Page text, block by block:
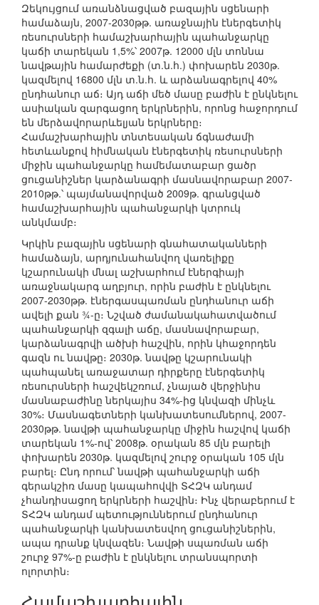
Զեկույցում առանձնացված բազային սցենարի
համաձայն, 2007-2030թթ. առաջնային էներգետիկ
ռեսուրսների համաշխարհային պահանջարկը
կաճի տարեկան 1,5%՝ 2007թ. 12000 մլն տոննա
նավթային համարժեքի (տ.ն.հ.) փոխարեն 2030թ.
կազմելով 16800 մլն տ.ն.հ. և արձանագրելով 40%
ընդհանուր աճ։ Այդ աճի մեծ մասը բաժին է ընկնելու
ասիական զարգացող երկրներին, որոնց հաջորդում
են մերձավորարևելյան երկրները։
Համաշխարհային տնտեսական ճգնաժամի
հետևանքով հիմնական էներգետիկ ռեսուրսների
միջին պահանջարկը համեմատաբար ցածր
ցուցանիշներ կարձանագրի մասնավորաբար 2007-
2010թթ.՝ պայմանավորված 2009թ. գրանցված
համաշխարհային պահանջարկի կտրուկ
անկմամբ։
Կրկին բազային սցենարի գնահատականների
համաձայն, արդյունահանվող վառելիքը
կշարունակի մնալ աշխարհում էներգիայի
առաջնակարգ աղբյուր, որին բաժին է ընկնելու
2007-2030թթ. էներգասպառման ընդհանուր աճի
ավելի քան ¾-ը։ Նշված ժամանակահատվածում
պահանջարկի զգալի աճը, մասնավորաբար,
կարձանագրվի ածխի հաշվին, որին կհաջորդեն
գազն ու նավթը։ 2030թ. նավթը կշարունակի
պահպանել առաջատար դիրքերը էներգետիկ
ռեսուրսների հաշվեկշռում, չնայած վերջինիս
մասնաբաժինը ներկայիս 34%-ից կնվազի մինչև
30%։ Մասնագետների կանխատեսումներով, 2007-
2030թթ. նավթի պահանջարկը միջին հաշվով կաճի
տարեկան 1%-ով՝ 2008թ. օրական 85 մլն բարելի
փոխարեն 2030թ. կազմելով շուրջ օրական 105 մլն
բարել։ Ընդ որում՝ նավթի պահանջարկի աճի
գերակշիռ մասը կապահովվի ՏՀԶԿ անդամ
չհանդիսացող երկրների հաշվին։ Ինչ վերաբերում է
ՏՀԶԿ անդամ պետություններում ընդհանուր
պահանջարկի կանխատեսվող ցուցանիշներին,
ապա դրանք կնվազեն։ Նավթի սպառման աճի
շուրջ 97%-ը բաժին է ընկնելու տրանսպորտի
ոլորտին։